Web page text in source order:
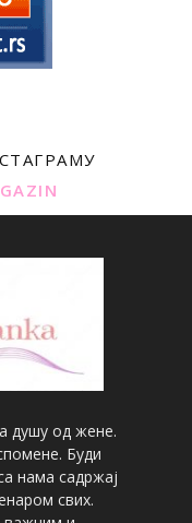
душу од жене.
Буди
нама садржај
свих.